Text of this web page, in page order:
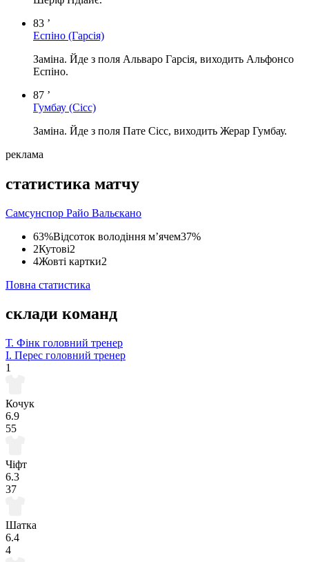
83 ’
Еспіно (Гарсія)
Заміна. Йде з поля Альваро Гарсія, виходить Альфонсо
Еспіно.
87 ’
Гумбау (Сісс)
Заміна. Йде з поля Пате Сісс, виходить Жерар Гумбау.
реклама
статистика матчу
Самсунспор Райо Вальєкано
63%Відсоток володіння м’ячем37%
2Кутові2
4Жовті картки2
Повна статистика
склади команд
Т. Фінк головний тренер
І. Перес головний тренер
1
Кочук
6.9
55
Чіфт
6.3
37
Шатка
6.4
4